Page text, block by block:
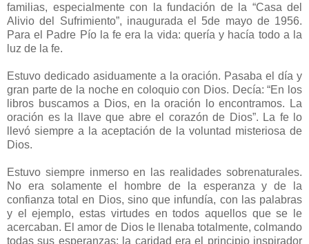
familias, especialmente con la fundación de la “Casa del
Alivio del Sufrimiento”, inaugurada el 5de mayo de 1956.
Para el Padre Pío la fe era la vida: quería y hacía todo a la
luz de la fe.
Estuvo dedicado asiduamente a la oración. Pasaba el día y
gran parte de la noche en coloquio con Dios. Decía: “En los
libros buscamos a Dios, en la oración lo encontramos. La
oración es la llave que abre el corazón de Dios”. La fe lo
llevó siempre a la aceptación de la voluntad misteriosa de
Dios.
Estuvo siempre inmerso en las realidades sobrenaturales.
No era solamente el hombre de la esperanza y de la
confianza total en Dios, sino que infundía, con las palabras
y el ejemplo, estas virtudes en todos aquellos que se le
acercaban. El amor de Dios le llenaba totalmente, colmando
todas sus esperanzas; la caridad era el principio inspirador